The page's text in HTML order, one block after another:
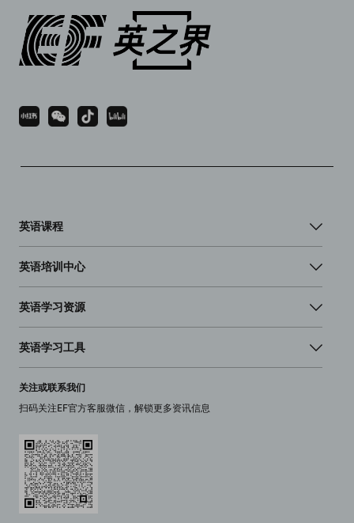
英语课程
英语培训中心
英语学习资源
英语学习工具
关注或联系我们
扫码关注EF官方客服微信，解锁更多资讯信息